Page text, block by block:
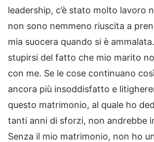
leadership, c’è stato molto lavoro
non sono nemmeno riuscita a
mia suocera quando si è
stupirsi del fatto che mio marito
con me. Se le cose continuano
ancora più insoddisfatto e
questo matrimonio, al quale ho
tanti anni di sforzi, non andrebbe
Senza il mio matrimonio, non ho